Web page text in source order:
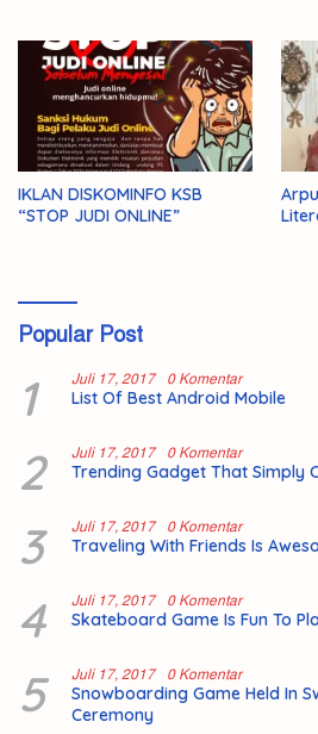
IKLAN DISKOMINFO KSB
“STOP JUDI ONLINE”
Popular Post
1 Juli 17, 2017 0 Komentar
List Of Best Android Mobile
2 Juli 17, 2017 0 Komentar
Trending Gadget That Simply
3 Juli 17, 2017 0 Komentar
Traveling With Friends Is
4 Juli 17, 2017 0 Komentar
Skateboard Game Is Fun To
5 Juli 17, 2017 0 Komentar
Snowboarding Game Held In
Ceremony